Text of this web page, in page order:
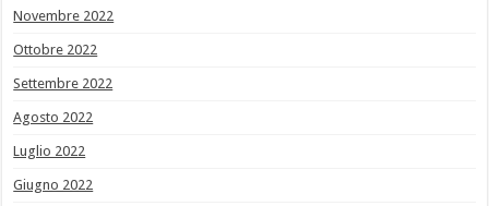
Novembre 2022
Ottobre 2022
Settembre 2022
Agosto 2022
Luglio 2022
Giugno 2022